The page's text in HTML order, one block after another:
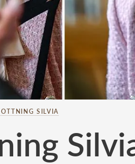
SILVIA